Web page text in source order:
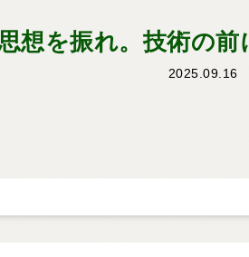
想を振れ。技術の前
2025.09.16